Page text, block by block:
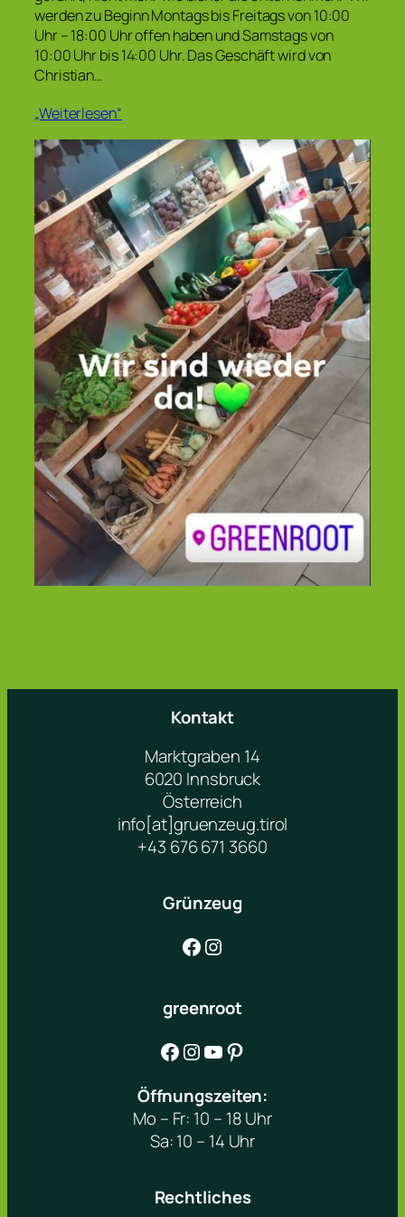
werden zu Beginn Montags bis Freitags von 10:00
Uhr – 18:00 Uhr offen haben und Samstags von
10:00 Uhr bis 14:00 Uhr. Das Geschäft wird von
Christian…
„Weiterlesen“
Kontakt
Marktgraben 14
6020 Innsbruck
Österreich
info[at]gruenzeug.tirol
+43 676 671 3660
Grünzeug
Facebook Instagram
greenroot
Facebook Instagram YouTube Pinterest
Öffnungszeiten:
Mo – Fr: 10 – 18 Uhr
Sa: 10 – 14 Uhr
Rechtliches